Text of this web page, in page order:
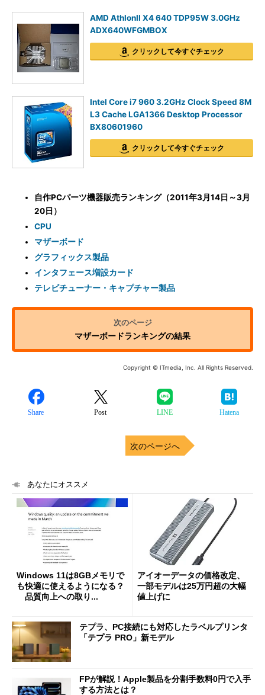
AMD AthlonII X4 640 TDP95W 3.0GHz
ADX640WFGMBOX
クリックして今すぐチェック
Intel Core i7 960 3.2GHz Clock Speed 8M
L3 Cache LGA1366 Desktop Processor
BX80601960
クリックして今すぐチェック
自作PCパーツ機器販売ランキング（2011年3月14日～3月
20日）
CPU
マザーボード
グラフィックス製品
インタフェース増設カード
テレビチューナー・キャプチャー製品
マザーボードランキングの結果
Copyright © ITmedia, Inc. All Rights Reserved.
Share Post LINE Hatena
次のページへ
あなたにオススメ
Windows 11は8GBメモリで
も快適に使えるようになる？
品質向上への取り...
アイオーデータの価格改定、
一部モデルは25万円超の大幅
値上げに
テプラ、PC接続にも対応したラベルプリンタ
「テプラ PRO」新モデル
FPが解説！Apple製品を分割手数料0円で入手
する方法とは？